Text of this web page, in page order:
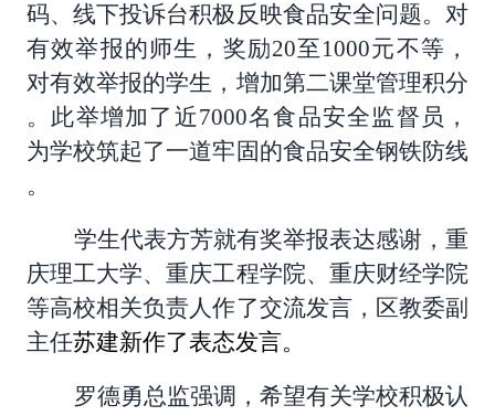
码、线下投诉台积极反映食品安全问题。对
有效举报的师生，奖励20至1000元不等，
对有效举报的学生，增加第二课堂管理积分
。此举增加了近7000名食品安全监督员，
为学校筑起了一道牢固的食品安全钢铁防线
。
学生代表方芳就有奖举报表达感谢，重
庆理工大学、重庆工程学院、重庆财经学院
等高校相关负责人作了交流发言，区教委副
主任苏建新作了表态发言。
罗德勇总监强调，希望有关学校积极认